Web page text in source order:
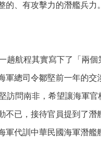
的、有攻擊力的潛艦兵力
趟航程其實寫下了「兩
總司令鄒堅前一年的交
訪問南非，希望讓海軍
已，接待官員提到了
代訓中華民國海軍潛艦